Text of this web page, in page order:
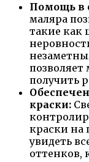
Помощь в
маляра
такие как
позволяет
получить
краски:
краски на
увидеть
оттенков,